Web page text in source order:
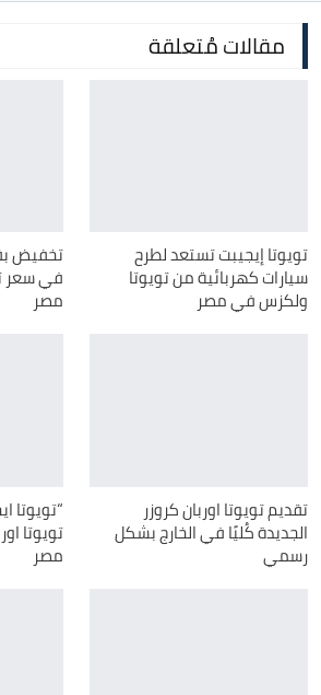
مقالات مُتعلقة
تويوتا إيجيبت تستعد لطرح
سيارات كهربائية من تويوتا
ولكزس في مصر مصر
تقديم تويوتا اوربان كروزر
الجديدة كُليًا في الخارج بشكل
رسمي
“تويوتا
تويوتا
مصر